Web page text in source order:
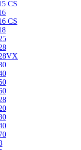
CS
CS